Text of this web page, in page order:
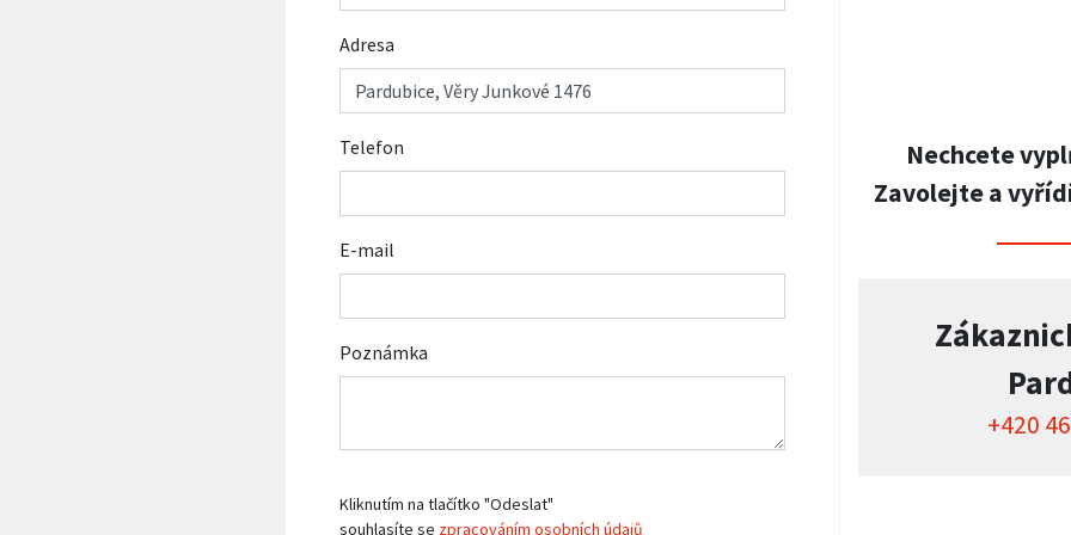
Adresa
Telefon
E-mail
Poznámka
Kliknutím na tlačítko "Odeslat"
souhlasíte se zpracováním osobních údajů
Nechcete
Zavolejte a
+420